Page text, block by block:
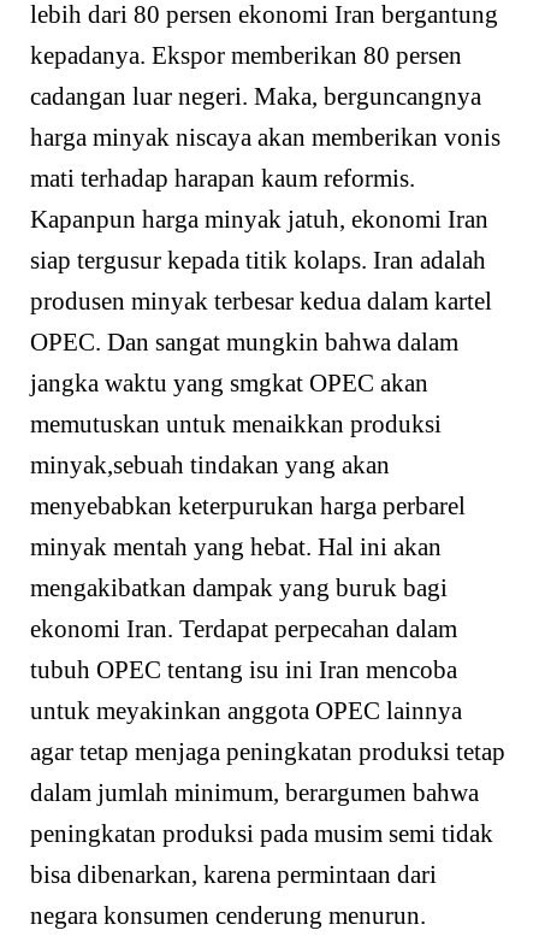
lebih dari 80 persen ekonomi Iran bergantung
kepadanya. Ekspor memberikan 80 persen
cadangan luar negeri. Maka, berguncangnya
harga minyak niscaya akan memberikan vonis
mati terhadap harapan kaum reformis.
Kapanpun harga minyak jatuh, ekonomi Iran
siap tergusur kepada titik kolaps. Iran adalah
produsen minyak terbesar kedua dalam kartel
OPEC. Dan sangat mungkin bahwa dalam
jangka waktu yang smgkat OPEC akan
memutuskan untuk menaikkan produksi
minyak,sebuah tindakan yang akan
menyebabkan keterpurukan harga perbarel
minyak mentah yang hebat. Hal ini akan
mengakibatkan dampak yang buruk bagi
ekonomi Iran. Terdapat perpecahan dalam
tubuh OPEC tentang isu ini Iran mencoba
untuk meyakinkan anggota OPEC lainnya
agar tetap menjaga peningkatan produksi tetap
dalam jumlah minimum, berargumen bahwa
peningkatan produksi pada musim semi tidak
bisa dibenarkan, karena permintaan dari
negara konsu­men cenderung menurun.